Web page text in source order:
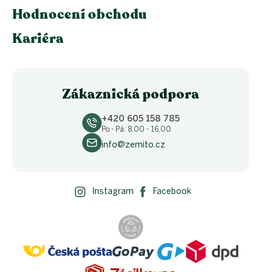
Hodnocení obchodu
Kariéra
Zákaznická podpora
+420 605 158 785
Po - Pá: 8.00 - 16.00
info@zemito.cz
Instagram Facebook